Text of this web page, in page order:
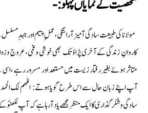
شخصيت كے نماياں پہلو :-
مولانا کی طبیعت سادگی آ میز آراستگی، عملِ پيہم اور جہدِ
کاروانِ زندگی کے آخری پڑاؤ تک بھى خوشی وغمى، عروج
متاثر ہوئے بغیر رفتار زیست میں مستعد اور مسرور رہے
آپ اپنے زبان حال سے اس طرح گویاہوتے: اللھم لک الحمد
سادگی وشکرگذاری کا ایک منظر مجھے یاد آرہا ہے کہ آپ لکھنؤ